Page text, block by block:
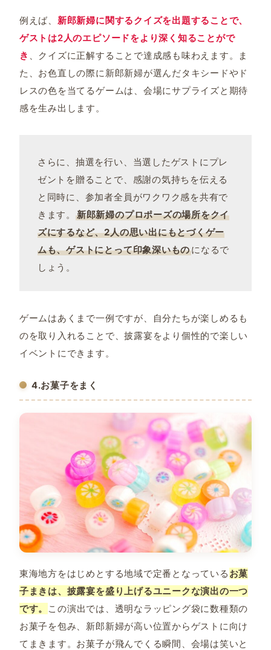
例えば、 新郎新婦に関するクイズを出題することで、
ゲストは2人のエピソードをより深く知ることがで
き 、クイズに正解することで達成感も味わえます。ま
た、お色直しの際に新郎新婦が選んだタキシードやド
レスの色を当てるゲームは、会場にサプライズと期待
感を生み出します。
さらに、抽選を行い、当選したゲストにプレ
ゼントを贈ることで、感謝の気持ちを伝える
と同時に、参加者全員がワクワク感を共有で
きます。
新郎新婦のプロポーズの場所をクイ
ズにするなど、2人の思い出にもとづくゲー
ムも、ゲストにとって印象深いものになるで
しょう。
ゲームはあくまで一例ですが、自分たちが楽しめるも
のを取り入れることで、披露宴をより個性的で楽しい
イベントにできます。
4.お菓子をまく
東海地方をはじめとする地域で定番となっている お菓
子まきは、披露宴を盛り上げるユニークな演出の一つ
です。 この演出では、透明なラッピング袋に数種類の
お菓子を包み、新郎新婦が高い位置からゲストに向け
てまきます。お菓子が飛んでくる瞬間、会場は笑いと